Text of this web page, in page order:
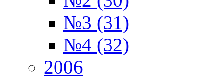
№3 (31)
№4 (32)
2006